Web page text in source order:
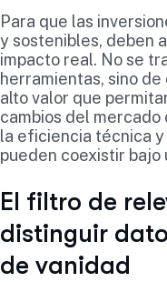
Para que las
y sostenibles, deben
impacto real. No se
herramientas, sino
alto valor que
cambios del
la eficiencia técnica
pueden coexistir bajo
El filtro de
distinguir
de vanidad